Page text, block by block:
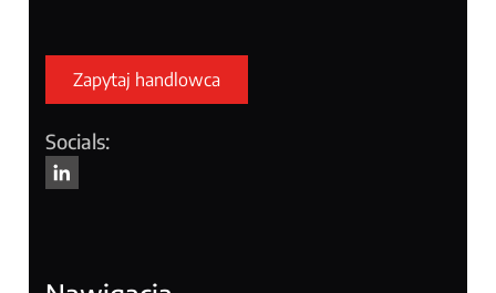
Zapytaj handlowca
Socials: